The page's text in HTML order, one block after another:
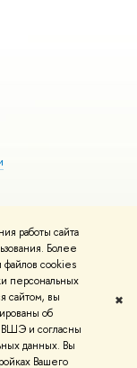
работы сайта
Более
файлов cookies
персональных
сайтом, вы
об
ВШЭ и согласны
данных. Вы
Вашего
✖
использования
сайта
дизайна НИУ ВШЭ